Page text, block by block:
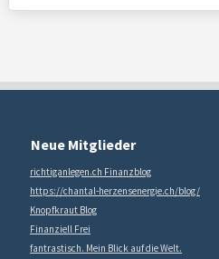
Neue Mitglieder
richtiganlegen.ch Finanzblog
https://chantal-herzensenergie.ch/blog/
Knopfkraut Blog
Finanziell Frei
fantrastisch. Mein Blick auf die Welt.